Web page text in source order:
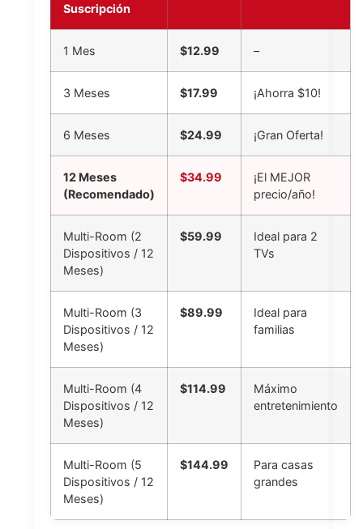
Suscripción
1 Mes $12.99 –
3 Meses $17.99 ¡Ahorra $10!
6 Meses $24.99 ¡Gran Oferta!
12 Meses
(Recomendado)
$34.99
¡El MEJOR
precio/año!
Multi-Room (2
Dispositivos / 12
Meses)
$59.99
Ideal para 2
TVs
Multi-Room (3
Dispositivos / 12
Meses)
$89.99
Ideal para
familias
Multi-Room (4
Dispositivos / 12
Meses)
$114.99
Máximo
entretenimiento
Multi-Room (5
Dispositivos / 12
Meses)
$144.99
Para casas
grandes